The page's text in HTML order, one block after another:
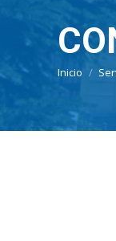
Estás aquí:
Inicio